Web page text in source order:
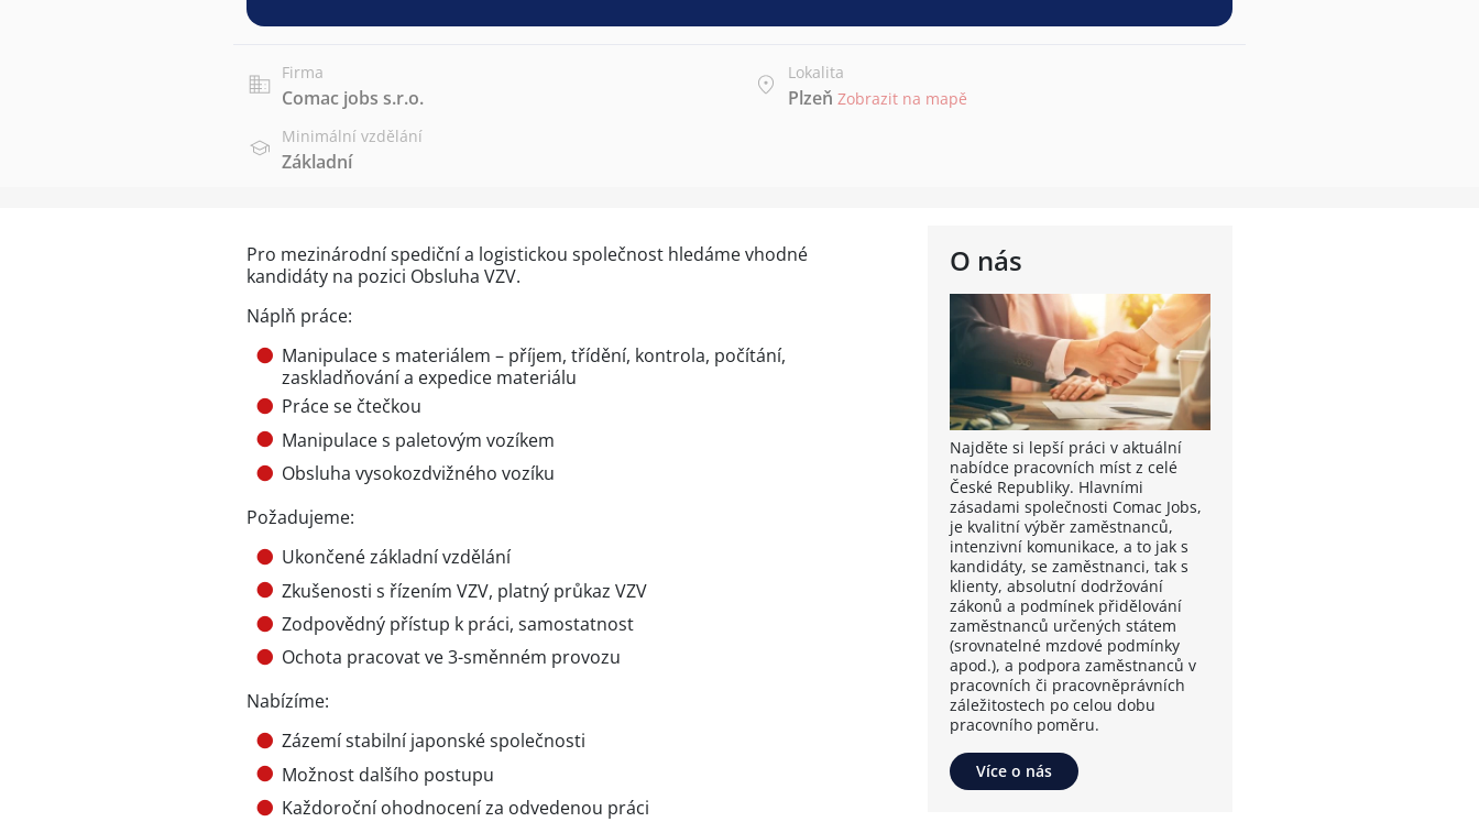
Firma
Comac jobs s.r.o.
Lokalita
Plzeň Zobrazit na mapě
Minimální vzdělání
Základní
O nás
Najděte si lepší práci v aktuální
nabídce pracovních míst z celé
České Republiky. Hlavními
zásadami společnosti Comac Jobs,
je kvalitní výběr zaměstnanců,
intenzivní komunikace, a to jak s
kandidáty, se zaměstnanci, tak s
klienty, absolutní dodržování
zákonů a podmínek přidělování
zaměstnanců určených státem
(srovnatelné mzdové podmínky
apod.), a podpora zaměstnanců v
pracovních či pracovněprávních
záležitostech po celou dobu
pracovního poměru.
Více o nás
Pro mezinárodní spediční a logistickou společnost hledáme vhodné
kandidáty na pozici Obsluha VZV.
Náplň práce:
Manipulace s materiálem – příjem, třídění, kontrola, počítání,
zaskladňování a expedice materiálu
Práce se čtečkou
Manipulace s paletovým vozíkem
Obsluha vysokozdvižného vozíku
Požadujeme:
Ukončené základní vzdělání
Zkušenosti s řízením VZV, platný průkaz VZV
Zodpovědný přístup k práci, samostatnost
Ochota pracovat ve 3-směnném provozu
Nabízíme:
Zázemí stabilní japonské společnosti
Možnost dalšího postupu
Každoroční ohodnocení za odvedenou práci